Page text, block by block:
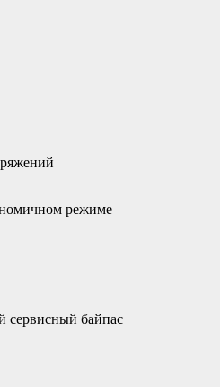
режиме
сервисный байпас